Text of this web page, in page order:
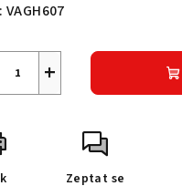
VAGH607
+
Zeptat se